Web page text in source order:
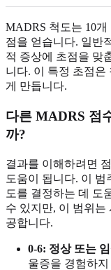
MADRS 척도는 10
점을 얻습니다. 일반
적 증상에 초점을 맞
니다. 이 특정 초점은
게 만듭니다.
다른 MADRS 점
까?
결과를 이해하려면
도움이 됩니다. 이
도를 결정하는 데 도
수 있지만, 이 범위는
공합니다.
0-6: 정상 또는
울증을 경험하